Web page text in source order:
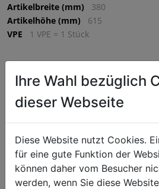
Artikelbreite (mm)
380
Artikelhöhe (mm)
615
VPE
1 VPE = 1 Stück
€ 861,75
exkl. MwSt. (€ 1034,10 inkl. MwSt.) zzgl.
^
IN DEN
Die für Profis: Die leistungsstarke
Ihre Wahl bezüglich
dieser Webseite
Diese Website nutzt Cookies.
für eine gute Funktion der
können daher vom Besucher
werden, wenn Sie diese